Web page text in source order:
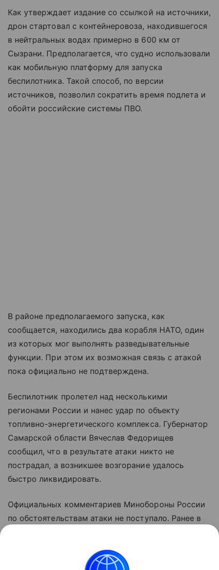
Как утверждает издание со ссылкой на источники,
дрон стартовал с контейнеровоза, находившегося
в нейтральных водах примерно в 600 км от
Сызрани. Предполагается, что судно использовали
как мобильную платформу для запуска
беспилотника. Такой способ, по версии
источников, позволил сократить время подлета и
обойти российские системы ПВО.
В районе предполагаемого запуска, как
сообщается, находились два корабля НАТО, один
из которых мог выполнять разведывательные
функции. При этом их возможная связь с атакой
пока официально не подтверждена.
Беспилотник пролетел над несколькими
регионами России и нанес удар по объекту
топливно-энергетического комплекса. Губернатор
Самарской области Вячеслав Федорищев
сообщил, что в результате атаки никто не
пострадал, а возникшее возгорание удалось
быстро ликвидировать.
Официальных комментариев Минобороны России
по обстоятельствам атаки не поступало. Ранее в